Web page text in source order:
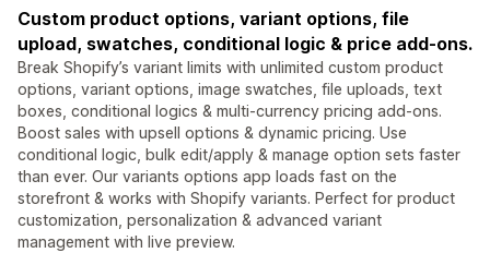
Custom product options, variant options, file
upload, swatches, conditional logic & price add-ons.
Break Shopify’s variant limits with unlimited custom product
options, variant options, image swatches, file uploads, text
boxes, conditional logics & multi-currency pricing add-ons.
Boost sales with upsell options & dynamic pricing. Use
conditional logic, bulk edit/apply & manage option sets faster
than ever. Our variants options app loads fast on the
storefront & works with Shopify variants. Perfect for product
customization, personalization & advanced variant
management with live preview.